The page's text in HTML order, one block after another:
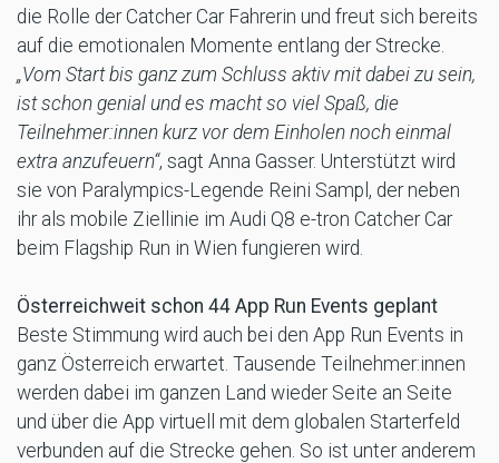
die Rolle der Catcher Car Fahrerin und freut sich bereits
auf die emotionalen Momente entlang der Strecke.
„Vom Start bis ganz zum Schluss aktiv mit dabei zu sein,
ist schon genial und es macht so viel Spaß, die
Teilnehmer:innen kurz vor dem Einholen noch einmal
extra anzufeuern“, sagt Anna Gasser. Unterstützt wird
sie von Paralympics-Legende Reini Sampl, der neben
ihr als mobile Ziellinie im Audi Q8 e-tron Catcher Car
beim Flagship Run in Wien fungieren wird.
Österreichweit schon 44 App Run Events geplant
Beste Stimmung wird auch bei den App Run Events in
ganz Österreich erwartet. Tausende Teilnehmer:innen
werden dabei im ganzen Land wieder Seite an Seite
und über die App virtuell mit dem globalen Starterfeld
verbunden auf die Strecke gehen. So ist unter anderem